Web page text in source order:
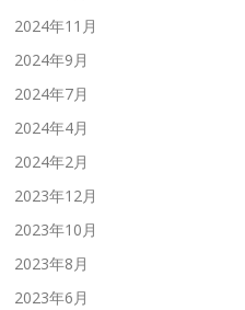
2024年11月
2024年9月
2024年7月
2024年4月
2024年2月
2023年12月
2023年10月
2023年8月
2023年6月